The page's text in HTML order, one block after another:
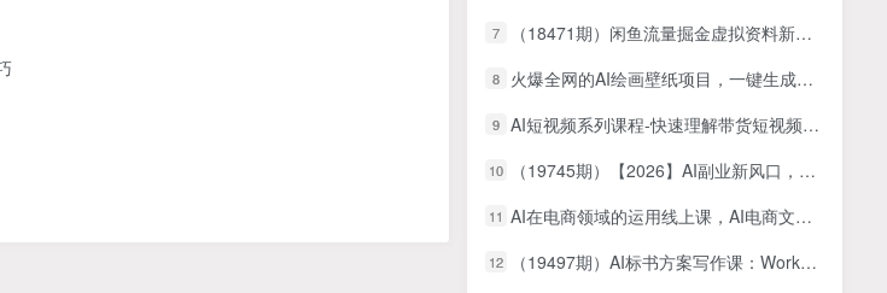
7 （18471期）闲鱼流量掘金虚拟资料新玩法，月入10000＋
8 火爆全网的AI绘画壁纸项目，一键生成壁纸，做短视频壁纸号必备，每天收入几百上千元（教程+工具）
9 AI短视频系列课程-快速理解带货短视频+AI工具短视频运用
10 （19745期）【2026】AI副业新风口，一单500+，全程派单，0门槛直接干
11 AI在电商领域的运用线上课，AI电商文案+AI电商视觉（14节课）
12 （19497期）AI标书方案写作课：WorkBuddy全套×标题生成×方案大纲×提示词技巧×废标点检查×豆包流程图，高效出方案